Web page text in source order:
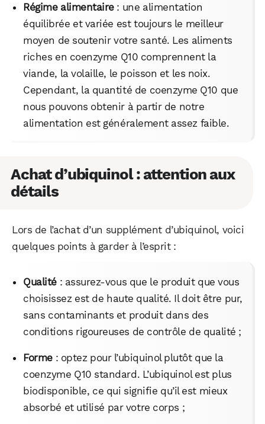
Régime alimentaire: une alimentation
équilibrée et variée est toujours le meilleur
moyen de soutenir votre santé. Les aliments
riches en coenzyme Q10 comprennent la
viande, la volaille, le poisson et les noix.
Cependant, la quantité de coenzyme Q10 que
nous pouvons obtenir à partir de notre
alimentation est généralement assez faible.
Achat d’ubiquinol : attention aux
détails
Lors de l’achat d’un supplément d’ubiquinol, voici
quelques points à garder à l’esprit :
Qualité: assurez-vous que le produit que vous
choisissez est de haute qualité. Il doit être pur,
sans contaminants et produit dans des
conditions rigoureuses de contrôle de qualité ;
Forme: optez pour l’ubiquinol plutôt que la
coenzyme Q10 standard. L’ubiquinol est plus
biodisponible, ce qui signifie qu’il est mieux
absorbé et utilisé par votre corps ;